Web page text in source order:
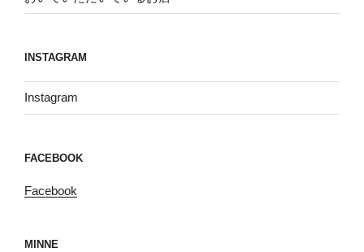
INSTAGRAM
Instagram
FACEBOOK
Facebook
MINNE